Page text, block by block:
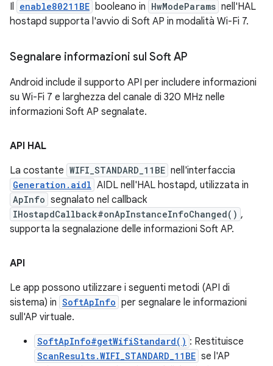
Il enable80211BE booleano in HwModeParams nell'HAL
hostapd supporta l'avvio di Soft AP in modalità Wi-Fi 7.
Segnalare informazioni sul Soft AP
Android include il supporto API per includere informazioni
su Wi-Fi 7 e larghezza del canale di 320 MHz nelle
informazioni Soft AP segnalate.
API HAL
La costante WIFI_STANDARD_11BE nell'interfaccia
Generation.aidl AIDL nell'HAL hostapd, utilizzata in
ApInfo segnalato nel callback
IHostapdCallback#onApInstanceInfoChanged() ,
supporta la segnalazione delle informazioni Soft AP.
API
Le app possono utilizzare i seguenti metodi (API di
sistema) in SoftApInfo per segnalare le informazioni
sull'AP virtuale.
SoftApInfo#getWifiStandard() : Restituisce
ScanResults.WIFI_STANDARD_11BE se l'AP